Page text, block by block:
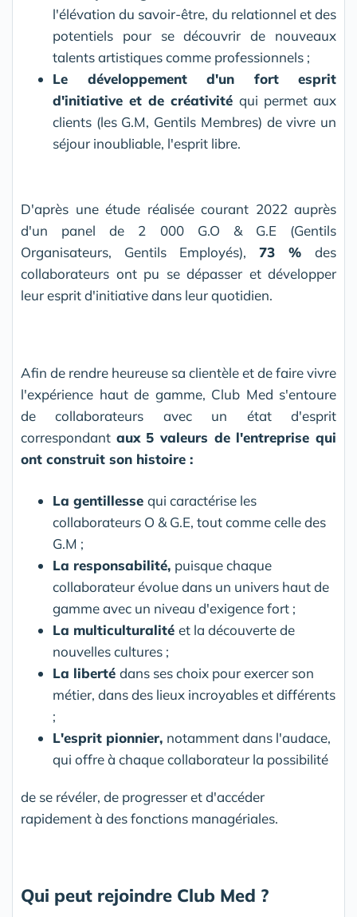
l'élévation du savoir-être, du relationnel et des
potentiels pour se découvrir de nouveaux
talents artistiques comme professionnels ;
Le développement d'un fort esprit
d'initiative et de créativité qui permet aux
clients (les G.M, Gentils Membres) de vivre un
séjour inoubliable, l'esprit libre.
D'après une étude réalisée courant 2022 auprès
d'un panel de 2 000 G.O & G.E (Gentils
Organisateurs, Gentils Employés), 73 % des
collaborateurs ont pu se dépasser et développer
leur esprit d'initiative dans leur quotidien.
Afin de rendre heureuse sa clientèle et de faire vivre
l'expérience haut de gamme, Club Med s'entoure
de collaborateurs avec un état d'esprit
correspondant aux 5 valeurs de l'entreprisequi
ont construit son histoire :
La gentillesse qui caractérise les
collaborateurs O & G.E, tout comme celle des
G.M ;
La responsabilité, puisque chaque
collaborateur évolue dans un univers haut de
gamme avec un niveau d'exigence fort ;
La multiculturalité et la découverte de
nouvelles cultures ;
La liberté dans ses choix pour exercer son
métier, dans des lieux incroyables et différents
;
L'esprit pionnier, notamment dans l'audace,
qui offre à chaque collaborateur la possibilité
de se révéler, de progresser et d'accéder
rapidement à des fonctions managériales.
Qui peut rejoindre Club Med ?